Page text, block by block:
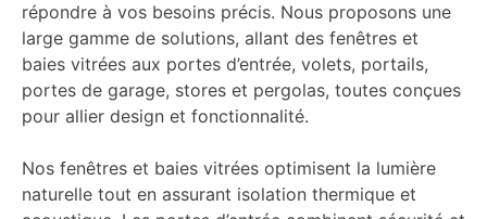
répondre à vos besoins précis. Nous proposons une
large gamme de solutions, allant des fenêtres et
baies vitrées aux portes d’entrée, volets, portails,
portes de garage, stores et pergolas, toutes conçues
pour allier design et fonctionnalité.
Nos fenêtres et baies vitrées optimisent la lumière
naturelle tout en assurant isolation thermique et